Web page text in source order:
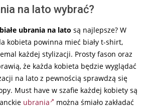
na lato wybrać?
białe ubrania na lato są najlepsze? W
kobieta powinna mieć biały t-shirt,
każdej stylizacji. Prosty fason oraz
że każda kobieta będzie wyglądać
na lato z pewnością sprawdzą się
Must have w szafie każdej kobiety są
ubrania
można śmiało zakładać